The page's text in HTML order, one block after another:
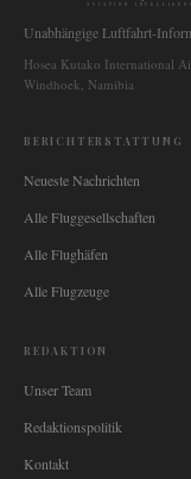
AVIATION
Unabhängige Luftfahrt-
Hosea Kutako International
Windhoek, Namibia
BERICHTERSTATTUNG
Neueste Nachrichten
Alle Fluggesellschaften
Alle Flughäfen
Alle Flugzeuge
REDAKTION
Unser Team
Redaktionspolitik
Kontakt